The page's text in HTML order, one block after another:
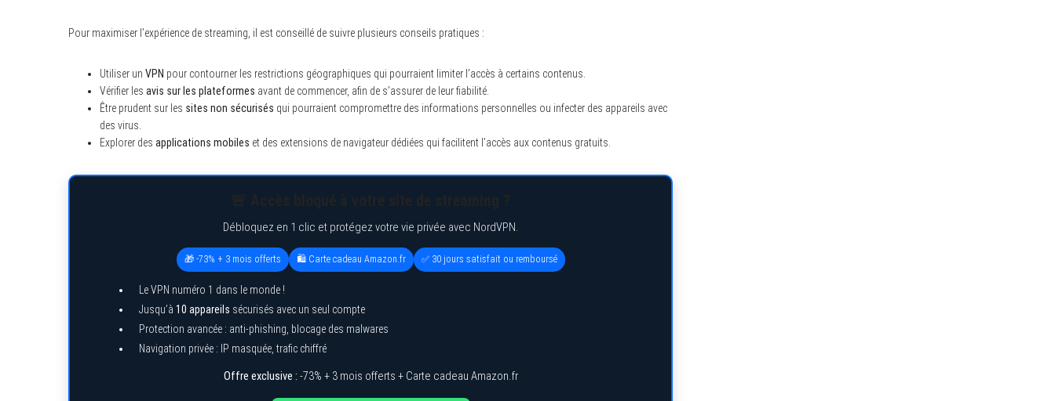
Pour maximiser l’expérience de streaming, il est conseillé de suivre plusieurs conseils pratiques :
Utiliser un VPN pour contourner les restrictions géographiques qui pourraient limiter l’accès à certains contenus.
Vérifier les avis sur les plateformes avant de commencer, afin de s’assurer de leur fiabilité.
Être prudent sur les sites non sécurisés qui pourraient compromettre des informations personnelles ou infecter des appareils avec
des virus.
Explorer des applications mobiles et des extensions de navigateur dédiées qui facilitent l’accès aux contenus gratuits.
Débloquez en 1 clic et protégez votre vie privée avec NordVPN.
🎁 -73% + 3 mois offerts 🛍️ Carte cadeau Amazon.fr ✅ 30 jours satisfait ou remboursé
Le VPN numéro 1 dans le monde !
Jusqu’à 10 appareils sécurisés avec un seul compte
Protection avancée : anti-phishing, blocage des malwares
Navigation privée : IP masquée, trafic chiffré
Offre exclusive : -73% + 3 mois offerts + Carte cadeau Amazon.fr